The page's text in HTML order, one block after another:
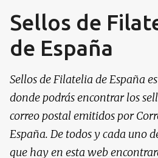
Ir al contenido
Sellos de
de España
Sellos de Filatelia de España
donde podrás encontrar los
correo postal emitidos por
España. De todos y cada uno
que hay en esta web